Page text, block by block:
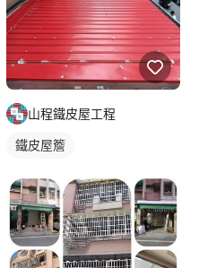
山程鐵皮屋工程
鐵皮屋簷